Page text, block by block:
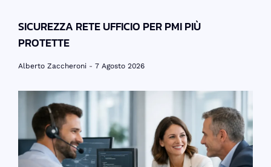
SICUREZZA RETE UFFICIO PER PMI PIÙ
PROTETTE
Alberto Zaccheroni 7 Agosto 2026